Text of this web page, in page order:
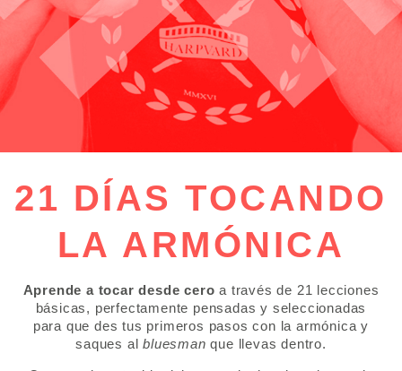
21 DÍAS TOCANDO
LA ARMÓNICA
Aprende a tocar desde cero a través de 21 lecciones
básicas, perfectamente pensadas y seleccionadas
para que des tus primeros pasos con la armónica y
saques albluesman que llevas dentro.